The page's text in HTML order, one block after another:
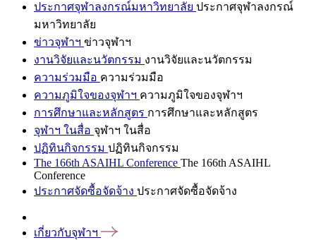
ประกาศจุฬาลงกรณ์มหาวิทยาลัย ประกาศจุฬาลงกรณ์
มหาวิทยาลัย
ข่าวจุฬาฯ ข่าวจุฬาฯ
งานวิจัยและนวัตกรรม งานวิจัยและนวัตกรรม
ความร่วมมือ ความร่วมมือ
ความภูมิใจของจุฬาฯ ความภูมิใจของจุฬาฯ
การศึกษาและหลักสูตร การศึกษาและหลักสูตร
จุฬาฯ ในสื่อ จุฬาฯ ในสื่อ
ปฏิทินกิจกรรม ปฏิทินกิจกรรม
The 166th ASAIHL Conference The 166th ASAIHL
Conference
ประกาศจัดซื้อจัดจ้าง ประกาศจัดซื้อจัดจ้าง
เกี่ยวกับจุฬาฯ